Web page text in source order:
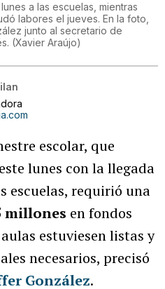
a las escuelas, mientras
labores el jueves. En la foto,
junto al secretario de
(Xavier Araújo)
escolar, que
lunes con la llegada
escuelas, requirió una
millones en fondos
estuviesen listas y
necesarios, precisó
González.